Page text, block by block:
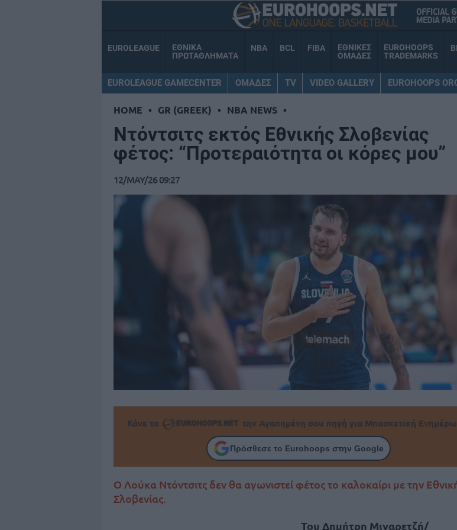
EUROLEAGUE
ΕΘΝΙΚΑ
ΠΡΩΤΑΘΛΗΜΑΤΑ
NBA BCL FIBA
ΕΘΝΙΚΕΣ
ΟΜΑΔΕΣ
EUROHOOPS
TRADEMARKS
EUROLEAGUE GAMECENTER ΟΜΑΔΕΣ TV VIDEO GALLERY EUROHOOPS
HOME • GR (GREEK) • NBA NEWS •
Ντόντσιτς εκτός Εθνικής Σλοβενίας
φέτος: “Προτεραιότητα οι κόρες μου”
12/MAY/26 09:27
Κάνε το την Αγαπημένη σου πηγή για Μπασκετική
Πρόσθεσε το Eurohoops στην Google
Ο Λούκα Ντόντσιτς δεν θα αγωνιστεί φέτος το καλοκαίρι με την
Σλοβενίας.
Του Δημήτρη Μιναρετζή/